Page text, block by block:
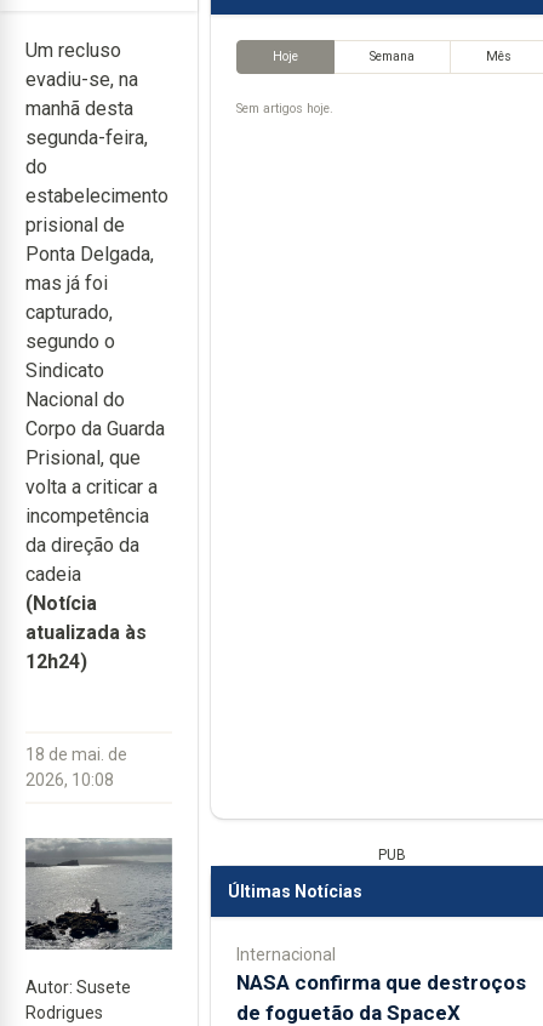
Um recluso
evadiu-se, na
manhã desta
segunda-feira,
do
estabelecimento
prisional de
Ponta Delgada,
mas já foi
capturado,
segundo o
Sindicato
Nacional do
Corpo da Guarda
Prisional, que
volta a criticar a
incompetência
da direção da
cadeia
(Notícia
atualizada às
12h24)
18 de mai. de
2026, 10:08
Autor: Susete
Rodrigues
Hoje Semana Mês
Sem artigos hoje.
PUB
Últimas Notícias
Internacional
NASA confirma que destroços
de foguetão da SpaceX